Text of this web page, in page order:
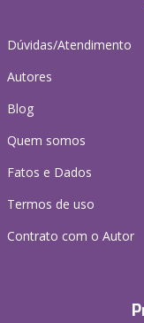
Dúvidas/Atendimento
Autores
Blog
Quem somos
Fatos e Dados
Termos de uso
Contrato com o Autor